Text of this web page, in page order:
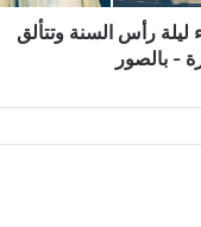
ليلة رأس السنة وتتألق
- بالصور